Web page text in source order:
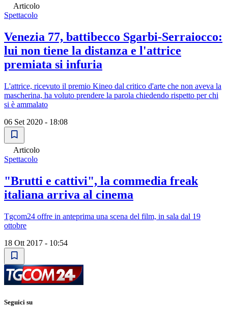
Articolo
Spettacolo
Venezia 77, battibecco Sgarbi-Serraiocco:
lui non tiene la distanza e l'attrice
premiata si infuria
L'attrice, ricevuto il premio Kineo dal critico d'arte che non aveva la
mascherina, ha voluto prendere la parola chiedendo rispetto per chi
si è ammalato
06 Set 2020 - 18:08
Articolo
Spettacolo
"Brutti e cattivi", la commedia freak
italiana arriva al cinema
Tgcom24 offre in anteprima una scena del film, in sala dal 19
ottobre
18 Ott 2017 - 10:54
Seguici su